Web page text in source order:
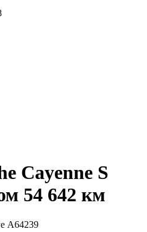
Cayenne S
54 642 км
A64239